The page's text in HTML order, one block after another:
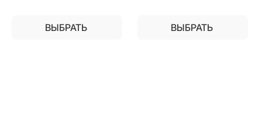
ВЫБРАТЬ ВЫБРАТЬ